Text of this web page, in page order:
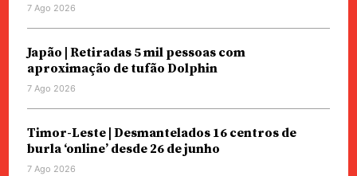
7 Ago 2026
Japão | Retiradas 5 mil pessoas com
aproximação de tufão Dolphin
7 Ago 2026
Timor-Leste | Desmantelados 16 centros de
burla ‘online’ desde 26 de junho
7 Ago 2026